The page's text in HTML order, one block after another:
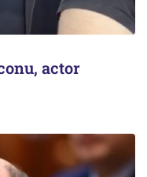
actor